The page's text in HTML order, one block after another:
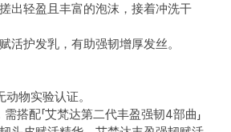
出轻盈且丰富的泡沫，接着冲洗干
活护发乳，有助强韧增厚发丝。
物实验认证。
搭配「艾梵达第二代丰盈强韧4部曲」